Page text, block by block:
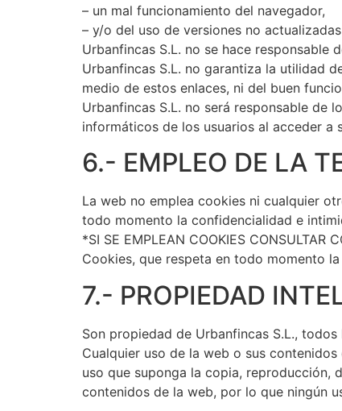
– un mal funcionamiento del navegador,
– y/o del uso de versiones no
Urbanfincas S.L. no se hace
Urbanfincas S.L. no garantiza la utilidad
medio de estos enlaces, ni del buen
Urbanfincas S.L. no será responsable de
informáticos de los usuarios al acceder a
6.- EMPLEO DE LA
La web no emplea cookies ni cualquier
todo momento la confidencialidad e
*SI SE EMPLEAN COOKIES
Cookies, que respeta en todo momento
7.- PROPIEDAD
Son propiedad de Urbanfincas S.L.,
Cualquier uso de la web o sus
uso que suponga la copia,
contenidos de la web, por lo que ningún